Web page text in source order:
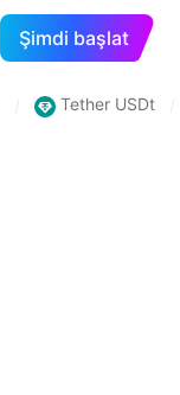
Şimdi başlat
Tether USDt